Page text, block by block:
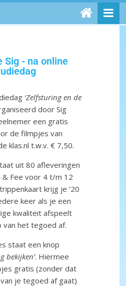
Sig - na online
‘Zelfsturing en de
door Sig
een gratis
de filmpjes van
klas.nl t.w.v. € 7,50.
uit 80 afleveringen
& Fee voor 4 t/m 12
krijg je ’20
keer als je een
kwaliteit afspeelt
van het tegoed af.
staat een knop
bekijken’. Hiermee
gratis (zonder dat
je tegoed af gaat)